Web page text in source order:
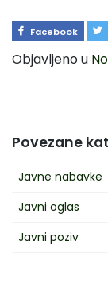
Povezane
Javne nabavke
Javni oglas
Javni poziv
Facebook
Objavljeno u